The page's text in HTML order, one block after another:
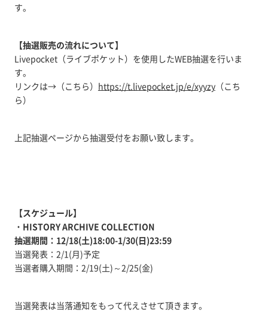
す。
【抽選販売の流れについて】
Livepocket（ライブポケット）を使用したWEB抽選を行いま
す。
リンクは→（こちら） https://t.livepocket.jp/e/xyyzy（こち
ら）
上記抽選ページから抽選受付をお願い致します。
【スケジュール】
・ HISTORY ARCHIVE COLLECTION
抽選期間：12/18(土)18:00-1/30(日)23:59
当選発表：2/1(月)予定
当選者購入期間：2/19(土)～2/25(金)
当選発表は当落通知をもって代えさせて頂きます。